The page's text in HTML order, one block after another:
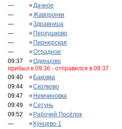
—
Дачное
—
Жаворонки
—
Здравница
—
Перхушково
—
Пионерская
—
Отрадное
09:37
Одинцово
прибыл в 09:36 - отправился в 09:37
09:40
Баковка
09:44
Сколково
09:47
Немчиновка
09:49
Сетунь
09:52
Рабочий Посёлок
—
Кунцево-1